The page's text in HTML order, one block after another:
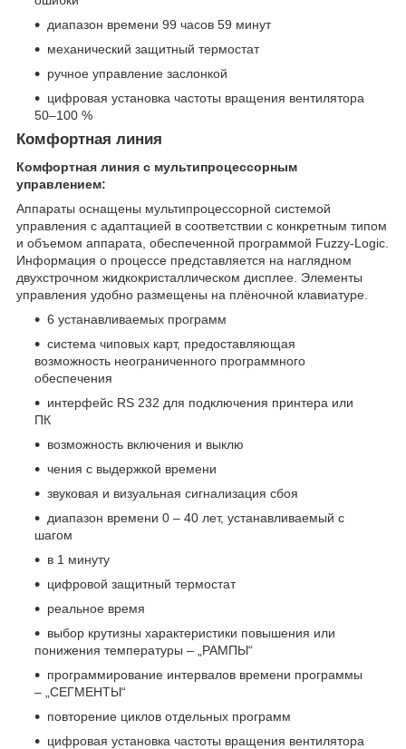
диапазон времени 99 часов 59 минут
механический защитный термостат
ручное управление заслонкой
цифровая установка частоты вращения вентилятора
50–100 %
Комфортная линия
Комфортная линия с мультипроцессорным
управлением:
Аппараты оснащены мультипроцессорной системой
управления с адаптацией в соответствии с конкретным типом
и объемом аппарата, обеспеченной программой Fuzzy-Logic.
Информация о процессе представляется на наглядном
двухстрочном жидкокристаллическом дисплее. Элементы
управления удобно размещены на плёночной клавиатуре.
6 устанавливаемых программ
система чиповых карт, предоставляющая
возможность неограниченного программного
обеспечения
интерфейс RS 232 для подключения принтера или
ПК
возможность включения и выклю
чения с выдержкой времени
звуковая и визуальная сигнализация сбоя
диапазон времени 0 – 40 лет, устанавливаемый с
шагом
в 1 минуту
цифровой защитный термостат
реальное время
выбор крутизны характеристики повышения или
понижения температуры – „РАМПЫ“
программирование интервалов времени программы
– „СЕГМЕНТЫ“
повторение циклов отдельных программ
цифровая установка частоты вращения вентилятора